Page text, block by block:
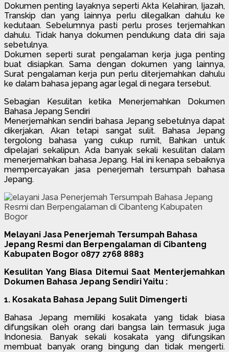
Dokumen penting layaknya seperti Akta Kelahiran, Ijazah,
Transkip dan yang lainnya perlu dilegalkan dahulu ke
kedutaan. Sebelumnya pasti perlu proses terjemahkan
dahulu. Tidak hanya dokumen pendukung data diri saja
sebetulnya.
Dokumen seperti surat pengalaman kerja juga penting
buat disiapkan. Sama dengan dokumen yang lainnya,
Surat pengalaman kerja pun perlu diterjemahkan dahulu
ke dalam bahasa jepang agar legal di negara tersebut.
Sebagian Kesulitan ketika Menerjemahkan Dokumen
Bahasa Jepang Sendiri
Menerjemahkan sendiri bahasa Jepang sebetulnya dapat
dikerjakan, Akan tetapi sangat sulit. Bahasa Jepang
tergolong bahasa yang cukup rumit, Bahkan untuk
dipelajari sekalipun. Ada banyak sekali kesulitan dalam
menerjemahkan bahasa Jepang. Hal ini kenapa sebaiknya
mempercayakan jasa penerjemah tersumpah bahasa
Jepang.
Melayani Jasa Penerjemah Tersumpah Bahasa
Jepang Resmi dan Berpengalaman di Cibanteng
Kabupaten Bogor 0877 2768 8883
Kesulitan Yang Biasa Ditemui Saat Menterjemahkan
Dokumen Bahasa Jepang Sendiri Yaitu :
1. Kosakata Bahasa Jepang Sulit Dimengerti
Bahasa Jepang memiliki kosakata yang tidak biasa
difungsikan oleh orang dari bangsa lain termasuk juga
Indonesia. Banyak sekali kosakata yang difungsikan
membuat banyak orang bingung dan tidak mengerti.